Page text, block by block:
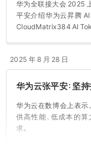
华为全联接大会 2025
平安介绍华为云昇腾
CloudMatrix384 AI
2025 年 8 月 28 日
华为云张平安：坚持
华为云在数博会上表示
供高性能、低成本的
求。